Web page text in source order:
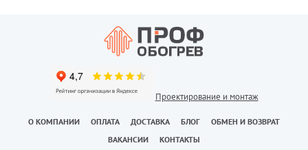
Проектирование и монтаж
О КОМПАНИИ ОПЛАТА ДОСТАВКА БЛОГ
ОБМЕН И ВОЗВРАТ
ВАКАНСИИ
КОНТАКТЫ